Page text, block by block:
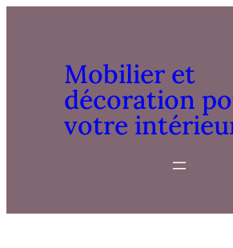
Mobilier et
décoration
votre